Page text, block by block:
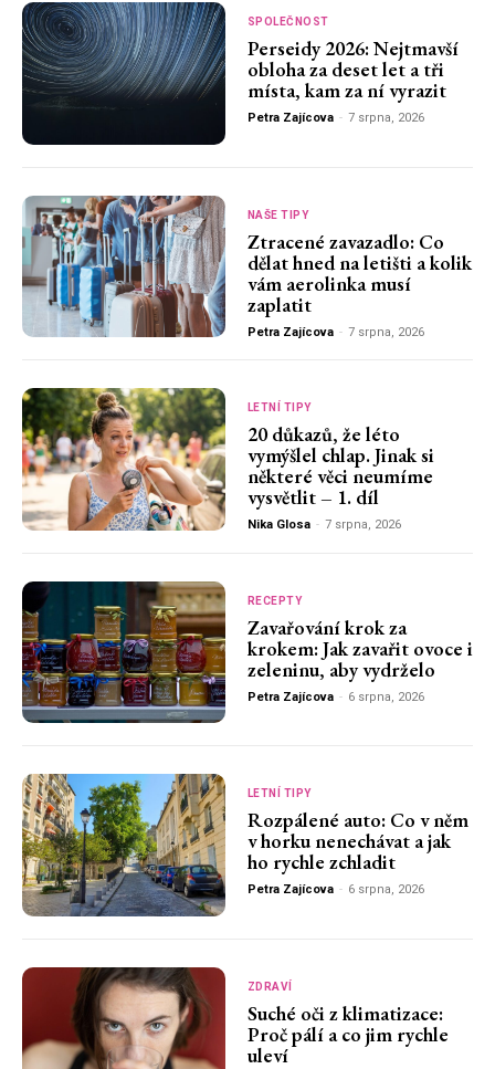
SPOLEČNOST
Perseidy 2026: Nejtmavší
obloha za deset let a tři
místa, kam za ní vyrazit
Petra Zajícova - 7 srpna, 2026
NAŠE TIPY
Ztracené zavazadlo: Co
dělat hned na letišti a kolik
vám aerolinka musí
zaplatit
Petra Zajícova - 7 srpna, 2026
LETNÍ TIPY
20 důkazů, že léto
vymýšlel chlap. Jinak si
některé věci neumíme
vysvětlit – 1. díl
Nika Glosa - 7 srpna, 2026
RECEPTY
Zavařování krok za
krokem: Jak zavařit ovoce i
zeleninu, aby vydrželo
Petra Zajícova - 6 srpna, 2026
LETNÍ TIPY
Rozpálené auto: Co v něm
v horku nenechávat a jak
ho rychle zchladit
Petra Zajícova - 6 srpna, 2026
ZDRAVÍ
Suché oči z klimatizace:
Proč pálí a co jim rychle
uleví